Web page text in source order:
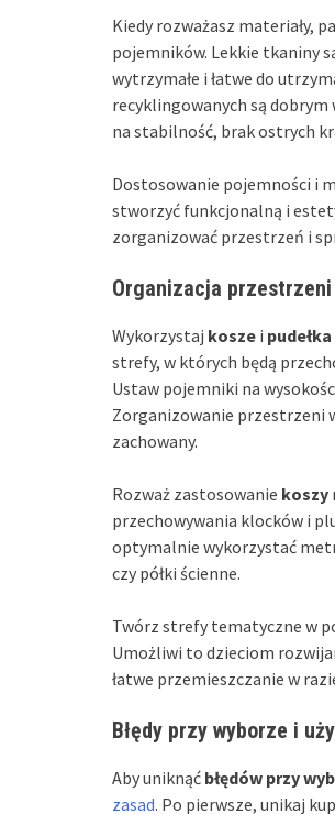
Kiedy rozważasz materiały,
pojemników. Lekkie tkaniny
wytrzymałe i łatwe do
recyklingowanych są dobrym
na stabilność, brak ostrych
Dostosowanie pojemności i
stworzyć funkcjonalną i
zorganizować przestrzeń i
Organizacja
Wykorzystaj kosze i pudełka
strefy, w których będą
Ustaw pojemniki na
Zorganizowanie przestrzeni
zachowany.
Rozważ zastosowanie koszy
przechowywania klocków i
optymalnie wykorzystać
czy półki ścienne.
Twórz strefy tematyczne w
Umożliwi to dzieciom
łatwe przemieszczanie w
Błędy przy wyborze i
Aby uniknąć błędów przy
zasad. Po pierwsze, unikaj